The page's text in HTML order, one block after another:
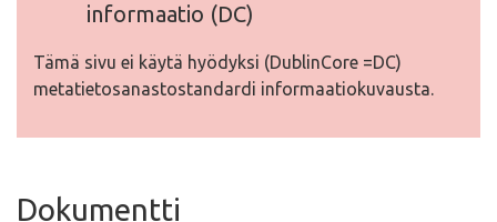
informaatio (DC)
Tämä sivu ei käytä hyödyksi (DublinCore =DC)
metatietosanastostandardi informaatiokuvausta.
Dokumentti